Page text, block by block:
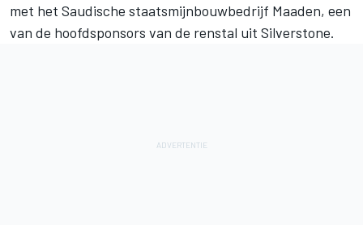
met het Saudische staatsmijnbouwbedrijf Maaden, een
van de hoofdsponsors van de renstal uit Silverstone.